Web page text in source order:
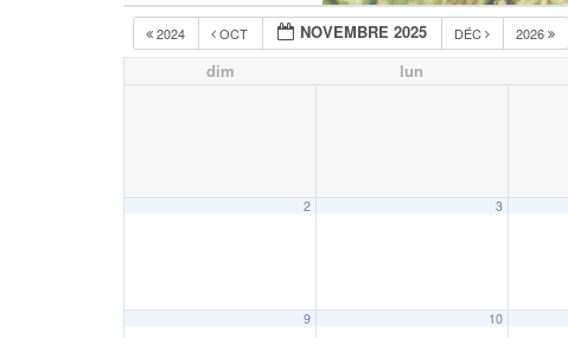
2024 OCT NOVEMBRE 2025 DÉC 2026
dim lun
2 3
9 10